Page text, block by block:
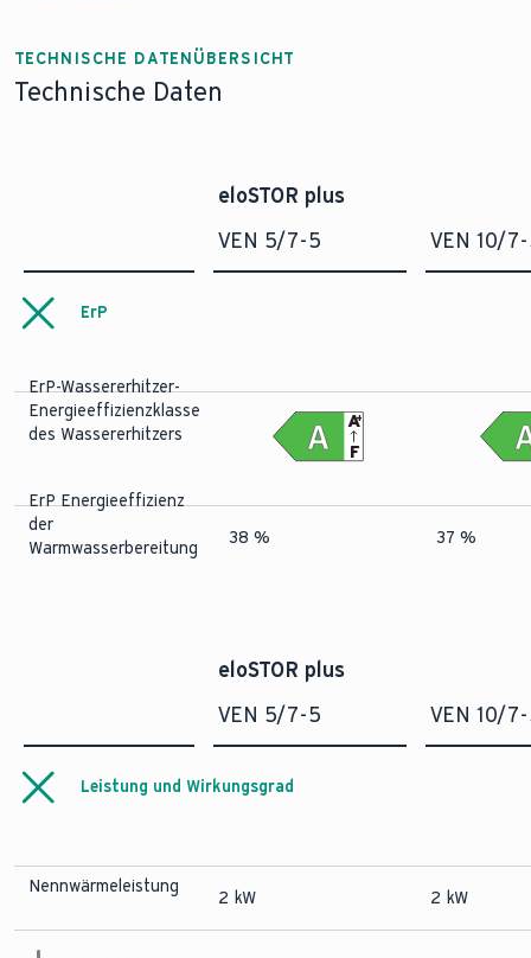
TECHNISCHE DATENÜBERSICHT
Technische Daten
eloSTOR plus
VEN 5/7-5
VEN 10/
ErP
ErP-Wassererhitzer-
Energieeffizienzklasse
des Wassererhitzers
F
A
+
ErP Energieeffizienz
der
Warmwasserbereitung
38 % 37 %
eloSTOR plus
VEN 5/7-5
VEN 10/
Leistung und Wirkungsgrad
Nennwärmeleistung
2 kW 2 kW